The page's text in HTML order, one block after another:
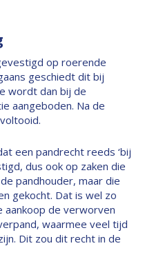
op roerende
geschiedt dit bij
wordt dan bij de
aangeboden. Na de
een pandrecht reeds ‘bij
dus ook op zaken die
pandhouder, maar die
gekocht. Dat is wel zo
aankoop de verworven
waarmee veel tijd
Dit zou dit recht in de